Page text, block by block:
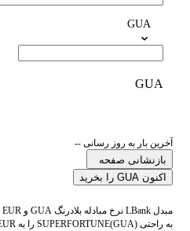
GUA
GUA
آخرین بار به روز رسانی --
بازنشانی صفحه
اکنون GUA را بخرید